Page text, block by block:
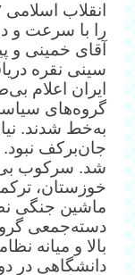
را با‌ سرعت و
آقای خمینی و
سینی نقره
ایران اعلام
گروه‌های
به‌خط شدند.
جان‌برکف
شد. سرکوب
خوزستان،
ماشین جنگی
دسته‌جمعی
بالا و میانه
دانشگاهی در